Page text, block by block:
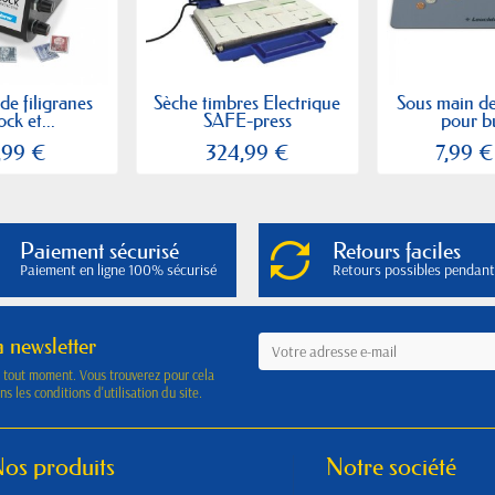
filigranes
et...
€
Sèche timbres Electrique
SAFE-press
324,99 €
Sous main
pour
7,99 €
Paiement sécurisé
Paiement en ligne 100% sécurisé
Retours faciles
Retours possibles
moment. Vous trouverez pour cela
les conditions d'utilisation du site.
produits Notre société